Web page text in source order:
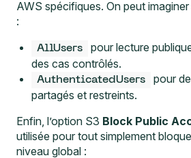
AWS spécifiques. On peut
:
AllUsers
pour lecture
des cas contrôlés.
AuthenticatedUsers
pour
partagés et restreints.
Enfin, l’option S3 Block Public
utilisée pour tout simplement
niveau global :